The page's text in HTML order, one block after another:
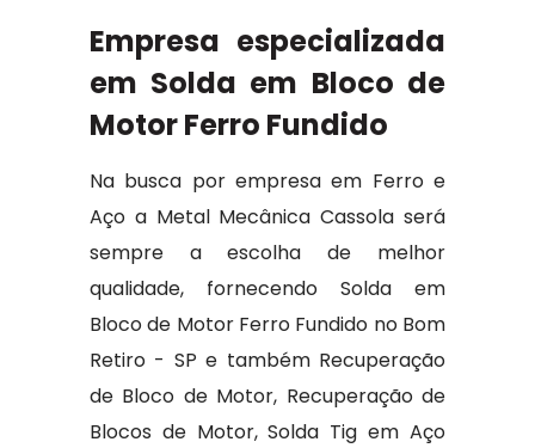
Empresa especializada
em Solda em Bloco de
Motor Ferro Fundido
Na busca por empresa em Ferro e
Aço a Metal Mecânica Cassola será
sempre a escolha de melhor
qualidade, fornecendo Solda em
Bloco de Motor Ferro Fundido no Bom
Retiro - SP e também Recuperação
de Bloco de Motor, Recuperação de
Blocos de Motor, Solda Tig em Aço